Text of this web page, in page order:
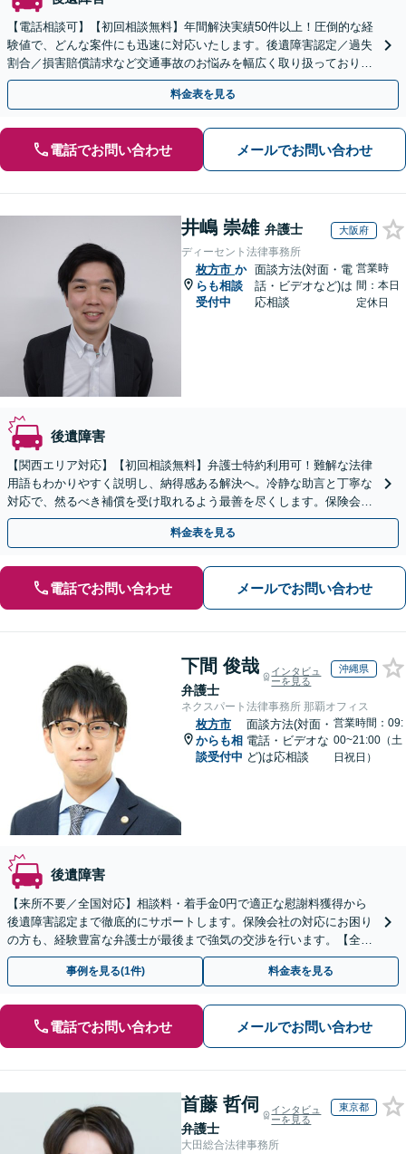
【電話相談可】【初回相談無料】年間解決実績50件以上！圧倒的な経
験値で、どんな案件にも迅速に対応いたします。後遺障害認定／過失
割合／損害賠償請求など交通事故のお悩みを幅広く取り扱っておりま
す。【夜間・休日面談】【完全個室】【樟葉駅3分】
料金表を見る
電話でお問い合わせ メールでお問い合わせ
井嶋 崇雄 弁護士 大阪府
ディーセント法律事務所
枚方市 か
らも相談
受付中
面談方法(対面・電
話・ビデオなど)は
応相談
営業時
間：本日
定休日
後遺障害
【関西エリア対応】【初回相談無料】弁護士特約利用可！難解な法律
用語もわかりやすく説明し、納得感ある解決へ。冷静な助言と丁寧な
対応で、然るべき補償を受け取れるよう最善を尽くします。保険会社
との交渉から裁判までお任せください【休日・夜間面談可】
料金表を見る
電話でお問い合わせ メールでお問い合わせ
下間 俊哉
弁護士
インタビュ
ーを見る
沖縄県
ネクスパート法律事務所 那覇オフィス
枚方市
からも相
談受付中
面談方法(対面・
電話・ビデオな
ど)は応相談
営業時間：09:
00~21:00（土
日祝日）
後遺障害
【来所不要／全国対応】相談料・着手金0円で適正な慰謝料獲得から
後遺障害認定まで徹底的にサポートします。保険会社の対応にお困り
の方も、経験豊富な弁護士が最後まで強気の交渉を行います。【全国
13拠点】お気軽にご相談ください。
事例を見る(1件) 料金表を見る
電話でお問い合わせ メールでお問い合わせ
首藤 哲伺
弁護士
インタビュ
ーを見る
東京都
大田総合法律事務所